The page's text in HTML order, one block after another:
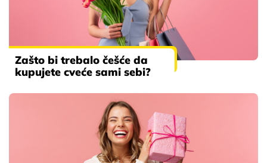
Zašto bi trebalo češće da
kupujete cveće sami sebi?